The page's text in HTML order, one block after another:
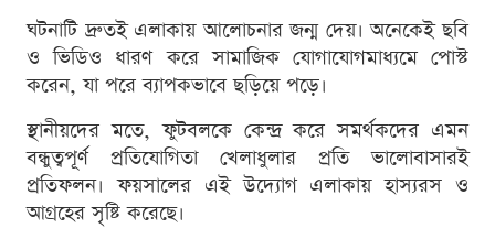
ঘটনাটি দ্রুতই এলাকায় আলোচনার জন্ম দেয়। অনেকেই ছবি
ও ভিডিও ধারণ করে সামাজিক যোগাযোগমাধ্যমে পোস্ট
করেন, যা পরে ব্যাপকভাবে ছড়িয়ে পড়ে।
স্থানীয়দের মতে, ফুটবলকে কেন্দ্র করে সমর্থকদের এমন
বন্ধুত্বপূর্ণ প্রতিযোগিতা খেলাধুলার প্রতি ভালোবাসারই
প্রতিফলন। ফয়সালের এই উদ্যোগ এলাকায় হাস্যরস ও
আগ্রহের সৃষ্টি করেছে।